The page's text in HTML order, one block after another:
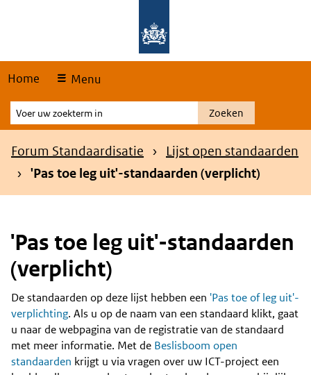
Home Menu
Voer
uw
zoekterm
Zoeken
Kruimelpad
Forum Standaardisatie
Lijst open standaarden
'Pas toe leg uit'-standaarden (verplicht)
'Pas toe leg uit'-standaarden
(verplicht)
Content
De standaarden op deze lijst hebben een 'Pas toe of leg uit'-
verplichting. Als u op de naam van een standaard klikt, gaat
u naar de webpagina van de registratie van de standaard
met meer informatie. Met de Beslisboom open
standaarden krijgt u via vragen over uw ICT-project een